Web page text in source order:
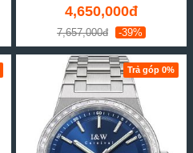
4,650,000đ
7,657,000đ -39%
Trả góp 0%